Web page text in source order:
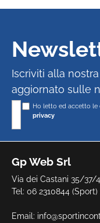
Gp Web Srl
Via dei Castani 35/37/
Tel: 06 2310844
Email:
Iscriviti alla
aggiornato sulle
Ho letto ed accetto le
privacy